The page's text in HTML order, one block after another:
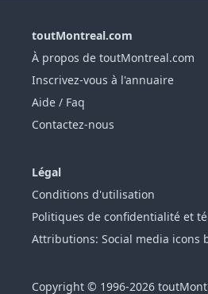
toutMontreal.com
À propos de toutMontreal.com
Inscrivez-vous à l'annuaire
Aide / Faq
Contactez-nous
Légal
Conditions d'utilisation
Politiques de confidentialité et
Attributions: Social media icons
Copyright © 1996-2026